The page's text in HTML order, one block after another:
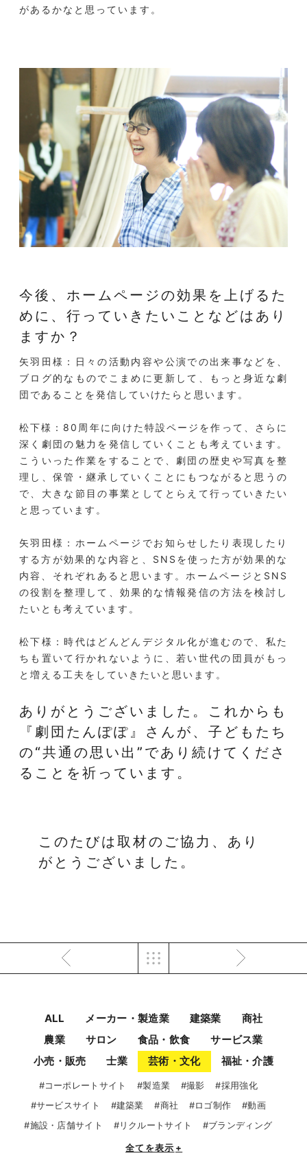
があるかなと思っています。
今後、ホームページの効果を上げるた
めに、行っていきたいことなどはあり
ますか？
矢羽田様：日々の活動内容や公演での出来事などを、
ブログ的なものでこまめに更新して、もっと身近な劇
団であることを発信していけたらと思います。
松下様：80周年に向けた特設ページを作って、さらに
深く劇団の魅力を発信していくことも考えています。
こういった作業をすることで、劇団の歴史や写真を整
理し、保管・継承していくことにもつながると思うの
で、大きな節目の事業としてとらえて行っていきたい
と思っています。
矢羽田様：ホームページでお知らせしたり表現したり
する方が効果的な内容と、SNSを使った方が効果的な
内容、それぞれあると思います。ホームページとSNS
の役割を整理して、効果的な情報発信の方法を検討し
たいとも考えています。
松下様：時代はどんどんデジタル化が進むので、私た
ちも置いて行かれないように、若い世代の団員がもっ
と増える工夫をしていきたいと思います。
ありがとうございました。 これからも
『劇団たんぽぽ』さんが、子どもたち
の“共通の思い出”であり続けてくださ
ることを祈っています。
このたびは取材のご協力、あり
がとうございました。
ALL メーカー・製造業 建築業
商社
農業
サロン 食品・飲食
サービス業
小売・販売
士業 芸術・文化 福祉・介護
#コーポレートサイト #製造業 #撮影
#採用強化
#サービスサイト
#建築業 #商社 #ロゴ制作
#動画
#施設・店舗サイト
#リクルートサイト #ブランディング
全てを表示 +